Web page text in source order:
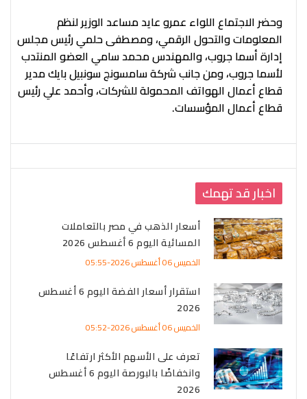
وحضر الاجتماع اللواء عمرو عايد مساعد الوزير لنظم
المعلومات والتحول الرقمي، ومصطفى حلمي رئيس مجلس
إدارة أسما جروب، والمهندس محمد سامي العضو المنتدب
لأسما جروب، ومن جانب شركة سامسونج سونبيل بايك مدير
قطاع أعمال الهواتف المحمولة للشركات، وأحمد علي رئيس
قطاع أعمال المؤسسات.
اخبار قد تهمك
أسعار الذهب في مصر بالتعاملات
المسائية اليوم 6 أغسطس 2026
الخميس 06 أغسطس 2026-05:55
استقرار أسعار الفضة اليوم 6 أغسطس
2026
الخميس 06 أغسطس 2026-05:52
تعرف على الأسهم الأكثر ارتفاعًا
وانخفاضًا بالبورصة اليوم 6 أغسطس
2026